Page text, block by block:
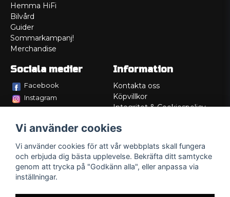
Hemma HiFi
Bilvård
Guider
Sommarkampanj!
Merchandise
Sociala medier
Facebook
Instagram
Information
Kontakta oss
Köpvillkor
Integritet & Cookiespolicy
Service/Garanti
Lådritning
Om oss
Vi använder cookies
Vi använder cookies för att vår webbplats skall fungera
och erbjuda dig bästa upplevelse. Bekräfta ditt samtycke
genom att trycka på "Godkänn alla", eller anpassa via
inställningar.